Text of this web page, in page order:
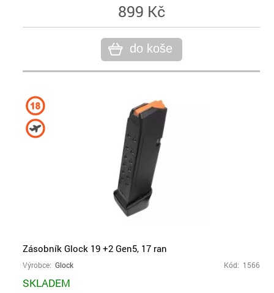
899 Kč
do koše
Zásobník Glock 19 +2 Gen5, 17 ran
Výrobce: Glock Kód: 1566
SKLADEM